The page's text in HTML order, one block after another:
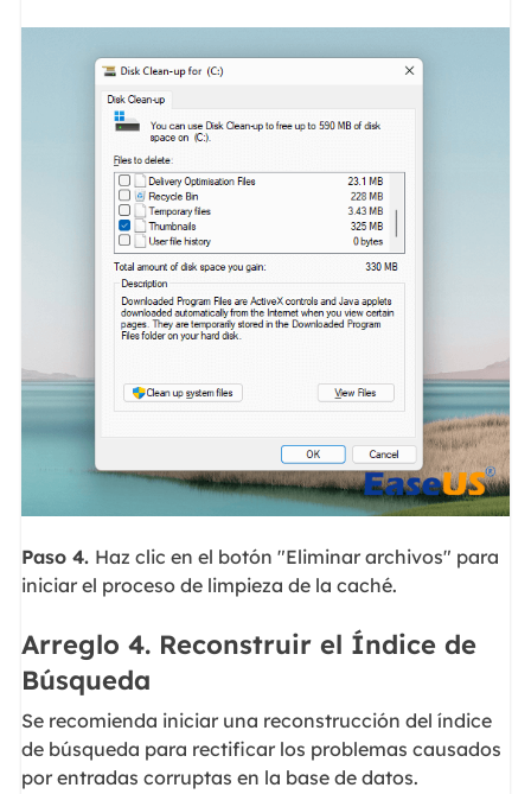
Paso 4. Haz clic en el botón "Eliminar archivos" para
iniciar el proceso de limpieza de la caché.
Arreglo 4. Reconstruir el Índice de
Búsqueda
Se recomienda iniciar una reconstrucción del índice
de búsqueda para rectificar los problemas causados
por entradas corruptas en la base de datos.